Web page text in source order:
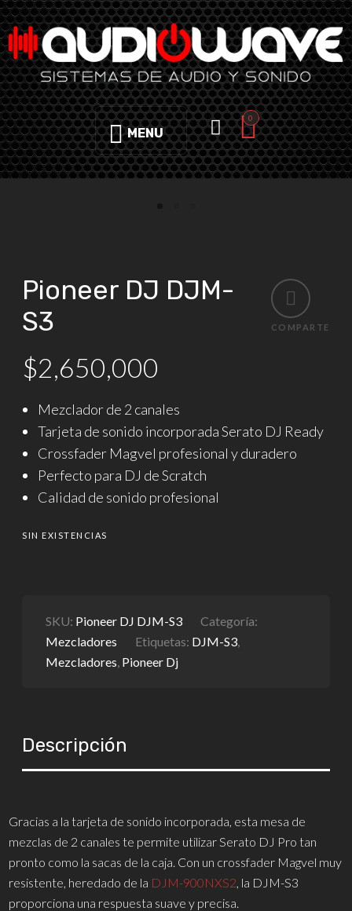
MENU
0
COMPARTE
Pioneer DJ DJM-
S3
$2,650,000
Mezclador de 2 canales
Tarjeta de sonido incorporada Serato DJ Ready
Crossfader Magvel profesional y duradero
Perfecto para DJ de Scratch
Calidad de sonido profesional
SIN EXISTENCIAS
SKU: Pioneer DJ DJM-S3
Categoría:
Mezcladores
Etiquetas: DJM-S3,
Mezcladores, Pioneer Dj
Descripción
Gracias a la tarjeta de sonido incorporada, esta mesa de
mezclas de 2 canales te permite utilizar Serato DJ Pro tan
pronto como la sacas de la caja. Con un crossfader Magvel muy
resistente, heredado de la DJM-900NXS2, la DJM-S3
proporciona una respuesta suave y precisa.